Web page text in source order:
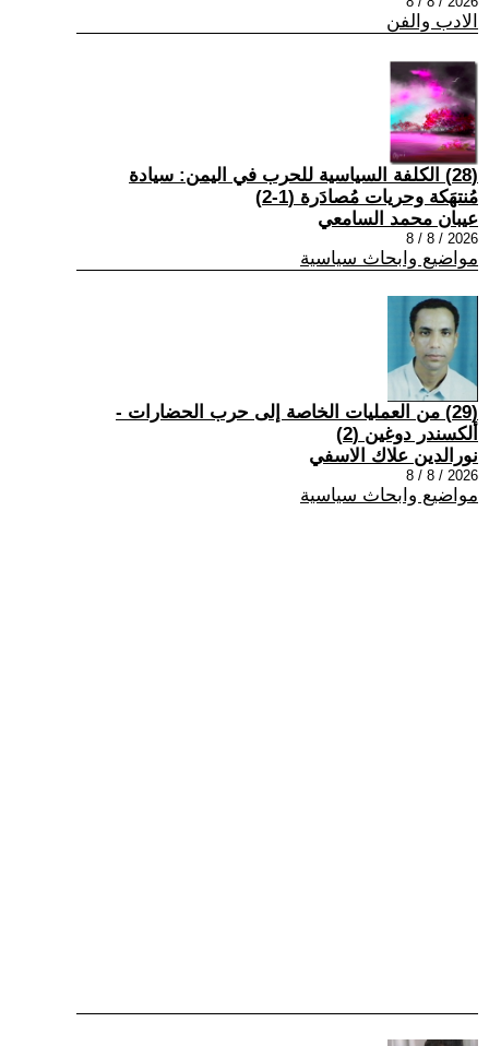
الادب والفن
(28) الكلفة السياسية للحرب في اليمن: سيادة
مُنتهَكة وحريات مُصادَرة (1-2)
عيبان محمد السامعي
2026 / 8 / 8
مواضيع وابحاث سياسية
(29) من العمليات الخاصة إلى حرب الحضارات -
ألكسندر دوغين (2)
نورالدين علاك الاسفي
2026 / 8 / 8
مواضيع وابحاث سياسية